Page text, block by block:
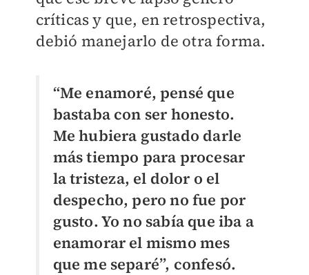
críticas y que, en retrospectiva,
debió manejarlo de otra forma.
“Me enamoré, pensé que
bastaba con ser honesto.
Me hubiera gustado darle
más tiempo para procesar
la tristeza, el dolor o el
despecho, pero no fue por
gusto. Yo no sabía que iba a
enamorar el mismo mes
que me separé”, confesó.